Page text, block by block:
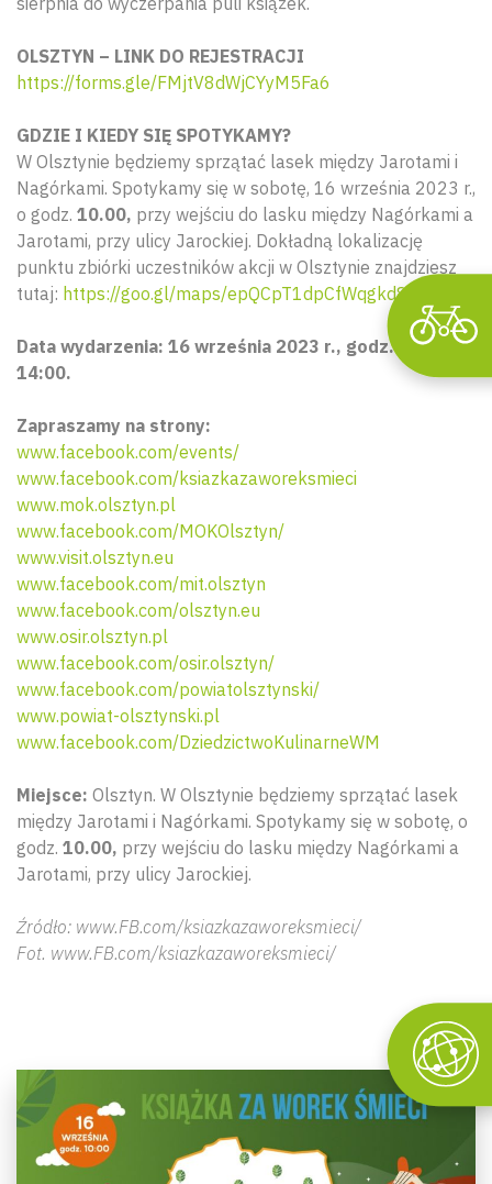
OLSZTYN – LINK DO REJESTRACJI
https://forms.gle/FMjtV8dWjCYyM5Fa6
GDZIE I KIEDY SIĘ SPOTYKAMY?
W Olsztynie będziemy sprzątać lasek między Jarotami i
Nagórkami. Spotykamy się w sobotę, 16 września 2023 r.,
o godz. 10.00, przy wejściu do lasku między Nagórkami a
Jarotami, przy ulicy Jarockiej. Dokładną lokalizację
punktu zbiórki uczestników akcji w Olsztynie znajdziesz
tutaj: https://goo.gl/maps/epQCpT1dpCfWqgkd8
Data wydarzenia: 16 września 2023 r., godz. 10:00. –
14:00.
Zapraszamy na strony:
www.facebook.com/events/
www.facebook.com/ksiazkazaworeksmieci
www.mok.olsztyn.pl
www.facebook.com/MOKOlsztyn/
www.visit.olsztyn.eu
www.facebook.com/mit.olsztyn
www.facebook.com/olsztyn.eu
www.osir.olsztyn.pl
www.facebook.com/osir.olsztyn/
www.facebook.com/powiatolsztynski/
www.powiat-olsztynski.pl
www.facebook.com/DziedzictwoKulinarneWM
Miejsce: Olsztyn. W Olsztynie będziemy sprzątać lasek
między Jarotami i Nagórkami. Spotykamy się w sobotę, o
godz. 10.00, przy wejściu do lasku między Nagórkami a
Jarotami, przy ulicy Jarockiej.
Źródło: www.FB.com/ksiazkazaworeksmieci/
Fot. www.FB.com/ksiazkazaworeksmieci/